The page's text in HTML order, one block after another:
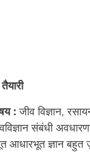
:जीव विज्ञान,
संबंधी
आधारभूत ज्ञान बहुत